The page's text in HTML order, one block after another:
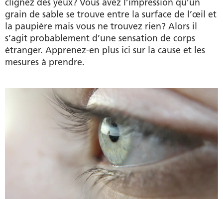
clignez des yeux? Vous avez l’impression qu’un
grain de sable se trouve entre la surface de l’œil et
la paupière mais vous ne trouvez rien? Alors il
s’agit probablement d’une sensation de corps
étranger. Apprenez-en plus ici sur la cause et les
mesures à prendre.